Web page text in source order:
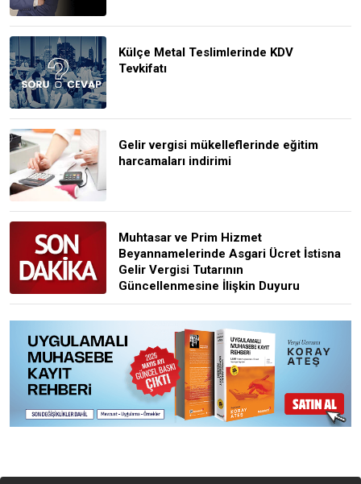
Külçe Metal Teslimlerinde KDV
Tevkifatı
Gelir vergisi mükelleflerinde eğitim
harcamaları indirimi
Muhtasar ve Prim Hizmet
Beyannamelerinde Asgari Ücret İstisna
Gelir Vergisi Tutarının
Güncellenmesine İlişkin Duyuru